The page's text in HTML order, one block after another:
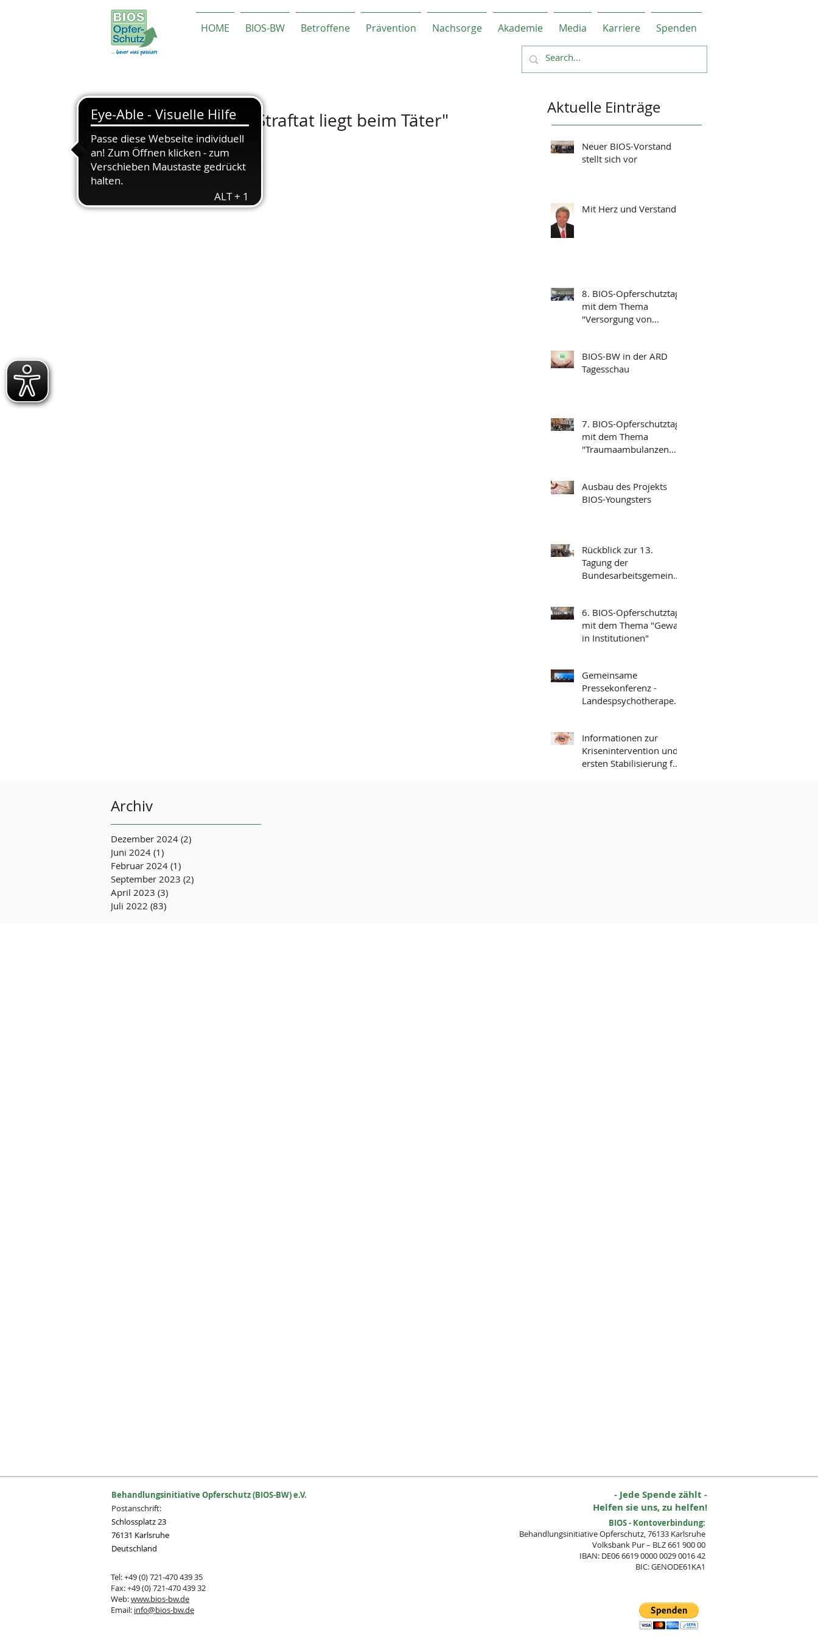
HOME BIOS-BW Betroffene Prävention Nachsorge Akademie Media Karriere Spenden
"Die Wurzel der Straftat liegt beim Täter"
Aktuelle Einträge
Neuer BIOS-Vorstand
stellt sich vor
Mit Herz und Verstand
8. BIOS-Opferschutztag
mit dem Thema
"Versorgung von
Grundfragen der
Psychotraumatologie"
BIOS-BW in der ARD
Tagesschau
7. BIOS-Opferschutztag
mit dem Thema
"Traumaambulanzen
Ausbau des Projekts
BIOS-Youngsters
Rückblick zur 13.
Tagung der
Bundesarbeitsgemeinsc
Strafvollzugs
6. BIOS-Opferschutztag
mit dem Thema "Gewalt
in Institutionen"
Gemeinsame
Pressekonferenz -
Landespsychotherapeut
Informationen zur
Krisenintervention und
ersten Stabilisierung für
Archiv
Dezember 2024 (2)
Juni 2024 (1)
Februar 2024 (1)
September 2023 (2)
April 2023 (3)
Juli 2022 (83)
Behandlungsinitiative Opferschutz (BIOS-BW) e.V.
Postanschrift:
Schlossplatz 23
76131 Karlsruhe
Deutschland
Tel: +49 (0) 721-470 439 35
Fax: +49 (0) 721-470 439 32
Web:www.bios-bw.de
Email: info@bios-bw.de
- Jede Spende zählt -
Helfen sie uns, zu helfen!
BIOS - Kontoverbindung:
Behandlungsinitiative Opferschutz, 76133 Karlsruhe
Volksbank Pur – BLZ 661 900 00
IBAN: DE06 6619 0000 0029 0016 42
BIC: GENODE61KA1